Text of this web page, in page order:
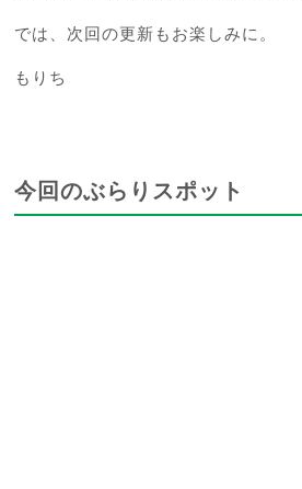
では、次回の更新もお楽しみに。
もりち
今回のぶらりスポット